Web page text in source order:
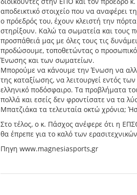
αποδεικτικό στοιχείο που να αναφέρει
ο πρόεδρός του, έχουν κλειστή την
στηρίξουν. Καλώ τα σωματεία και τους
προσπάθειά μας με όλες τους τις
προδώσουμε, τοποθετώντας ο
Ένωσης και των σωματείων.
Μπορούμε να κάνουμε την Ένωση να
της καταξίωσης, να λειτουργεί εντός
ελληνικό ποδόσφαιρο. Τα προβλήματα
πολλά και εσείς δεν φροντίσατε να τα
Μπατζιάκα τα τελευταία οκτώ χρόνια;
Στο τέλος, ο κ. Πάσχος ανέφερε ότι η
θα έπρεπε για το καλό των
Πηγη www.magnesiasports,gr